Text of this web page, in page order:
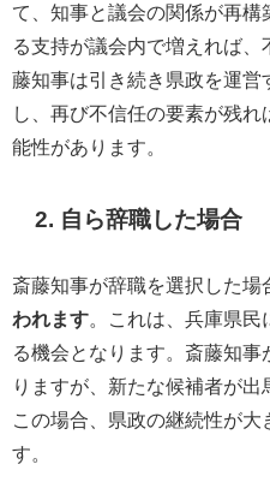
て、知事と議会の関係が再
る支持が議会内で増えれば
藤知事は引き続き県政を運営
し、再び不信任の要素が残
能性があります。
2. 自ら辞職した場合
斎藤知事が辞職を選択した場
われます。これは、兵庫県民
る機会となります。斎藤知
りますが、新たな候補者が出
この場合、県政の継続性が大
す。